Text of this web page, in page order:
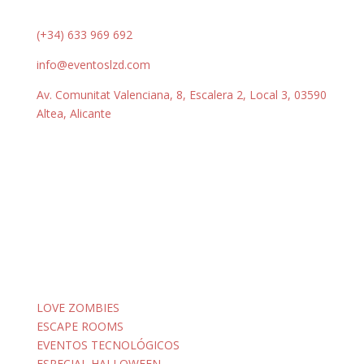
(+34) 633 969 692
info@eventoslzd.com
Av. Comunitat Valenciana, 8, Escalera 2, Local 3, 03590
Altea, Alicante
LOVE ZOMBIES
ESCAPE ROOMS
EVENTOS TECNOLÓGICOS